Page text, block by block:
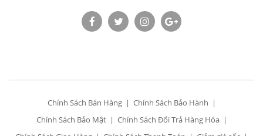
Chính Sách Bán Hàng
Chính Sách Bảo Hành
Chính Sách Bảo Mật
Chính Sách Đổi Trả Hàng Hóa